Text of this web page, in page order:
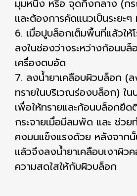
มุมหนึ่ง หรือ จุดกึ่งกลาง (ก
และต้องการคัดแนวเป็นระยะ
6. เมื่อปูบล็อกเต็มพื้นที่แล้วให้
ลงในช่องว่างระหว่างก้อนบล็
เครื่องตบอัด
7. ลงน้ํายาเคลือบผิวบล็อก (ล
ทรายในบริเวณร่องบล็อก) ใ
เพื่อให้ทรายและก้อนบล็อกยึ
กระจายเมื่อมีลมพัด และ ช่วย
คงมนแข็งแรงด้วย หลังจาก
แล้วจึงลงน้ำยาเคลือบเงาผิว
ความสดใสให้กับผิวบล็อก